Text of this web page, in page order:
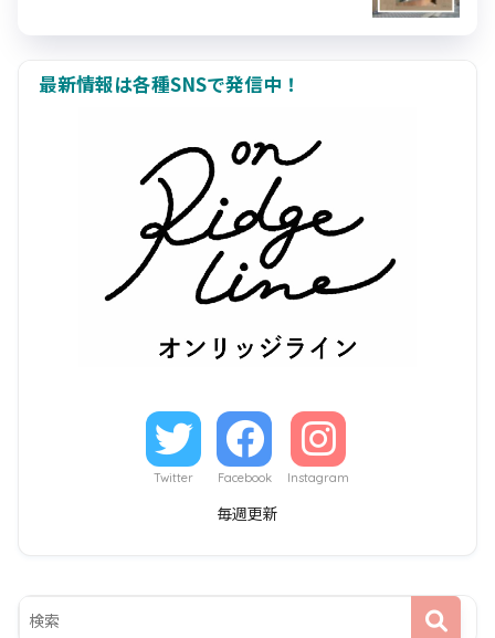
最新情報は各種SNSで発信中！
Twitter Facebook Instagram
毎週更新